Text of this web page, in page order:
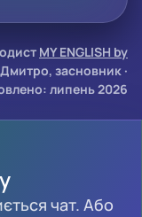
MY ENGLISH by
засновник ·
липень 2026
чат. Або